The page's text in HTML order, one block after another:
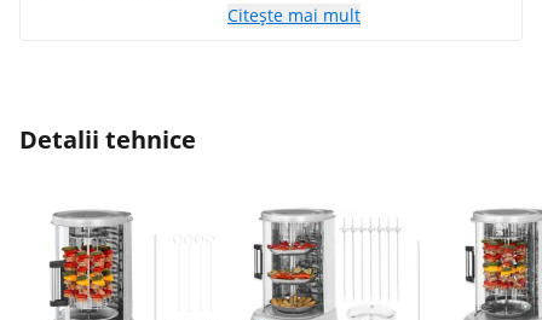
Citește mai mult
Detalii tehnice